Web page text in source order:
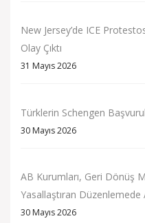
New Jersey’de ICE
Olay Çıktı
31 Mayıs 2026
Türklerin Schengen
30 Mayıs 2026
AB Kurumları, Geri Dönüş
Yasallaştıran Düzenlemede
30 Mayıs 2026